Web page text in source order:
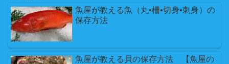
魚屋が教える魚（丸•柵•切身•刺身）の
保存方法
魚屋が教える貝の保存方法 【魚屋の